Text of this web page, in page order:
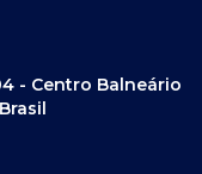
- Centro Balneário